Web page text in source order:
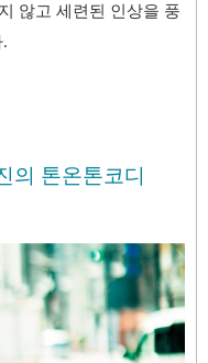
않고 세련된 인상을 풍
의 톤온톤코디